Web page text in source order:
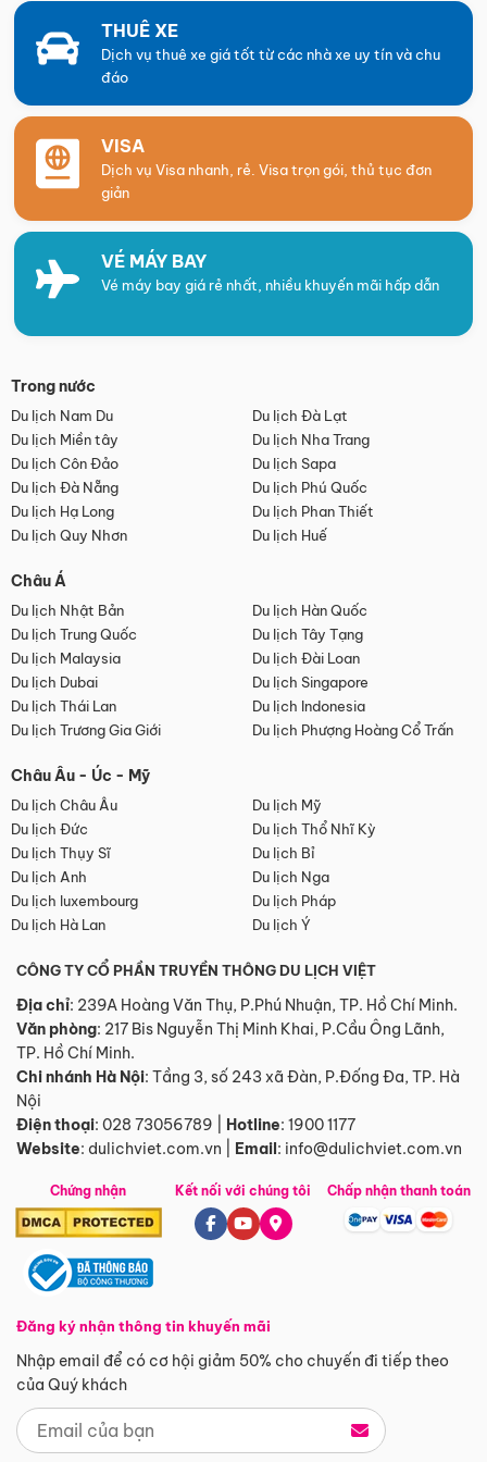
THUÊ XE
Dịch vụ thuê xe giá tốt từ các nhà xe uy tín và chu
đáo
VISA
Dịch vụ Visa nhanh, rẻ. Visa trọn gói, thủ tục đơn
giản
VÉ MÁY BAY
Vé máy bay giá rẻ nhất, nhiều khuyến mãi hấp dẫn
Trong nước
Du lịch Nam Du
Du lịch Đà Lạt
Du lịch Miền tây
Du lịch Nha Trang
Du lịch Côn Đảo
Du lịch Sapa
Du lịch Đà Nẵng
Du lịch Phú Quốc
Du lịch Hạ Long
Du lịch Phan Thiết
Du lịch Quy Nhơn
Du lịch Huế
Châu Á
Du lịch Nhật Bản
Du lịch Hàn Quốc
Du lịch Trung Quốc
Du lịch Tây Tạng
Du lịch Malaysia
Du lịch Đài Loan
Du lịch Dubai
Du lịch Singapore
Du lịch Thái Lan
Du lịch Indonesia
Du lịch Trương Gia Giới
Du lịch Phượng Hoàng Cổ Trấn
Châu Âu - Úc - Mỹ
Du lịch Châu Âu
Du lịch Mỹ
Du lịch Đức
Du lịch Thổ Nhĩ Kỳ
Du lịch Thụy Sĩ
Du lịch Bỉ
Du lịch Anh
Du lịch Nga
Du lịch luxembourg
Du lịch Pháp
Du lịch Hà Lan
Du lịch Ý
CÔNG TY CỔ PHẦN TRUYỀN THÔNG DU LỊCH VIỆT
Địa chỉ: 239A Hoàng Văn Thụ, P.Phú Nhuận, TP. Hồ Chí Minh.
Văn phòng: 217 Bis Nguyễn Thị Minh Khai, P.Cầu Ông Lãnh,
TP. Hồ Chí Minh.
Chi nhánh Hà Nội: Tầng 3, số 243 xã Đàn, P.Đống Đa, TP. Hà
Nội
Điện thoại: 028 73056789 Hotline: 1900 1177
Website: dulichviet.com.vn Email: info@dulichviet.com.vn
Chứng nhận
Đăng ký nhận thông tin khuyến mãi
Nhập email để có cơ hội giảm 50% cho chuyến đi tiếp theo
của Quý khách
Kết nối với chúng tôi Chấp nhận thanh toán